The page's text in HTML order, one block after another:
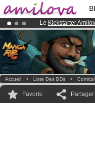
Le Kickstarter
Déjà 100000
Abonnement
Accueil > Liste Des BDs >
Favoris Partager